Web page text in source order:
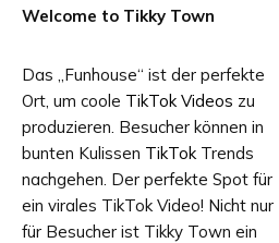
Welcome to Tikky Town
Das „Funhouse“ ist der perfekte
Ort, um coole TikTok Videos zu
produzieren. Besucher können in
bunten Kulissen TikTokTrends
nachgehen. Der perfekte Spot für
ein virales TikTok Video! Nicht nur
für Besucher ist Tikky Town ein